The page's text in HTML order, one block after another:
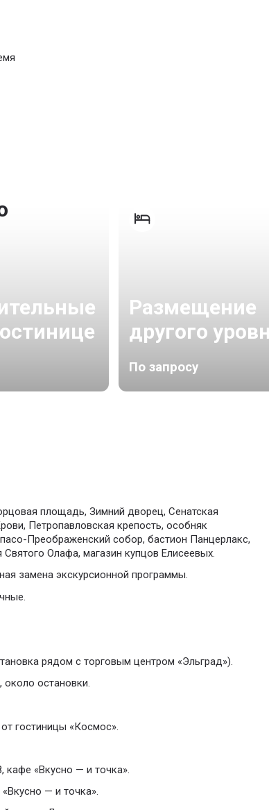
Размещение
другого
По запросу
площадь, Зимний дворец, Сенатская
Петропавловская крепость, особняк
Преображенский собор, бастион Панцерлакс,
Олафа, магазин купцов Елисеевых.
замена экскурсионной программы.
рядом с торговым центром «Эльград»).
остановки.
гостиницы «Космос».
кафе «Вкусно — и точка».
— и точка».